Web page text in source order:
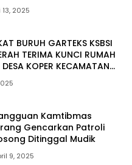
13, 2025
BURUH GARTEKS KSBSI
TERIMA KUNCI RUMAH
KOPER KECAMATAN
SERANG
Kamtibmas
Gencarkan Patroli
Ditinggal Mudik
9, 2025